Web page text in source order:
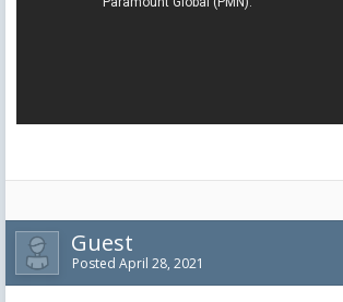
Guest
Posted April 28, 2021